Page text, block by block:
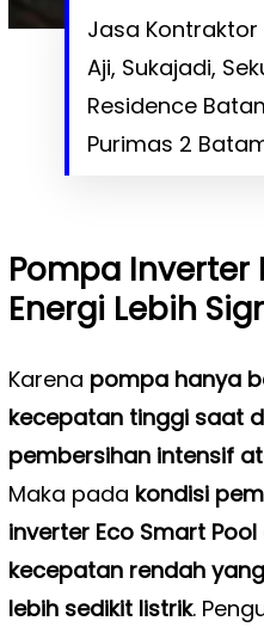
Jasa
Aji, Sukajadi,
Residence
Purimas 2
Pompa
Energi Lebih
Karena pompa hanya
kecepatan tinggi saat
pembersihan intensif
Maka pada kondisi
inverter Eco Smart
kecepatan rendah
lebih sedikit listrik.